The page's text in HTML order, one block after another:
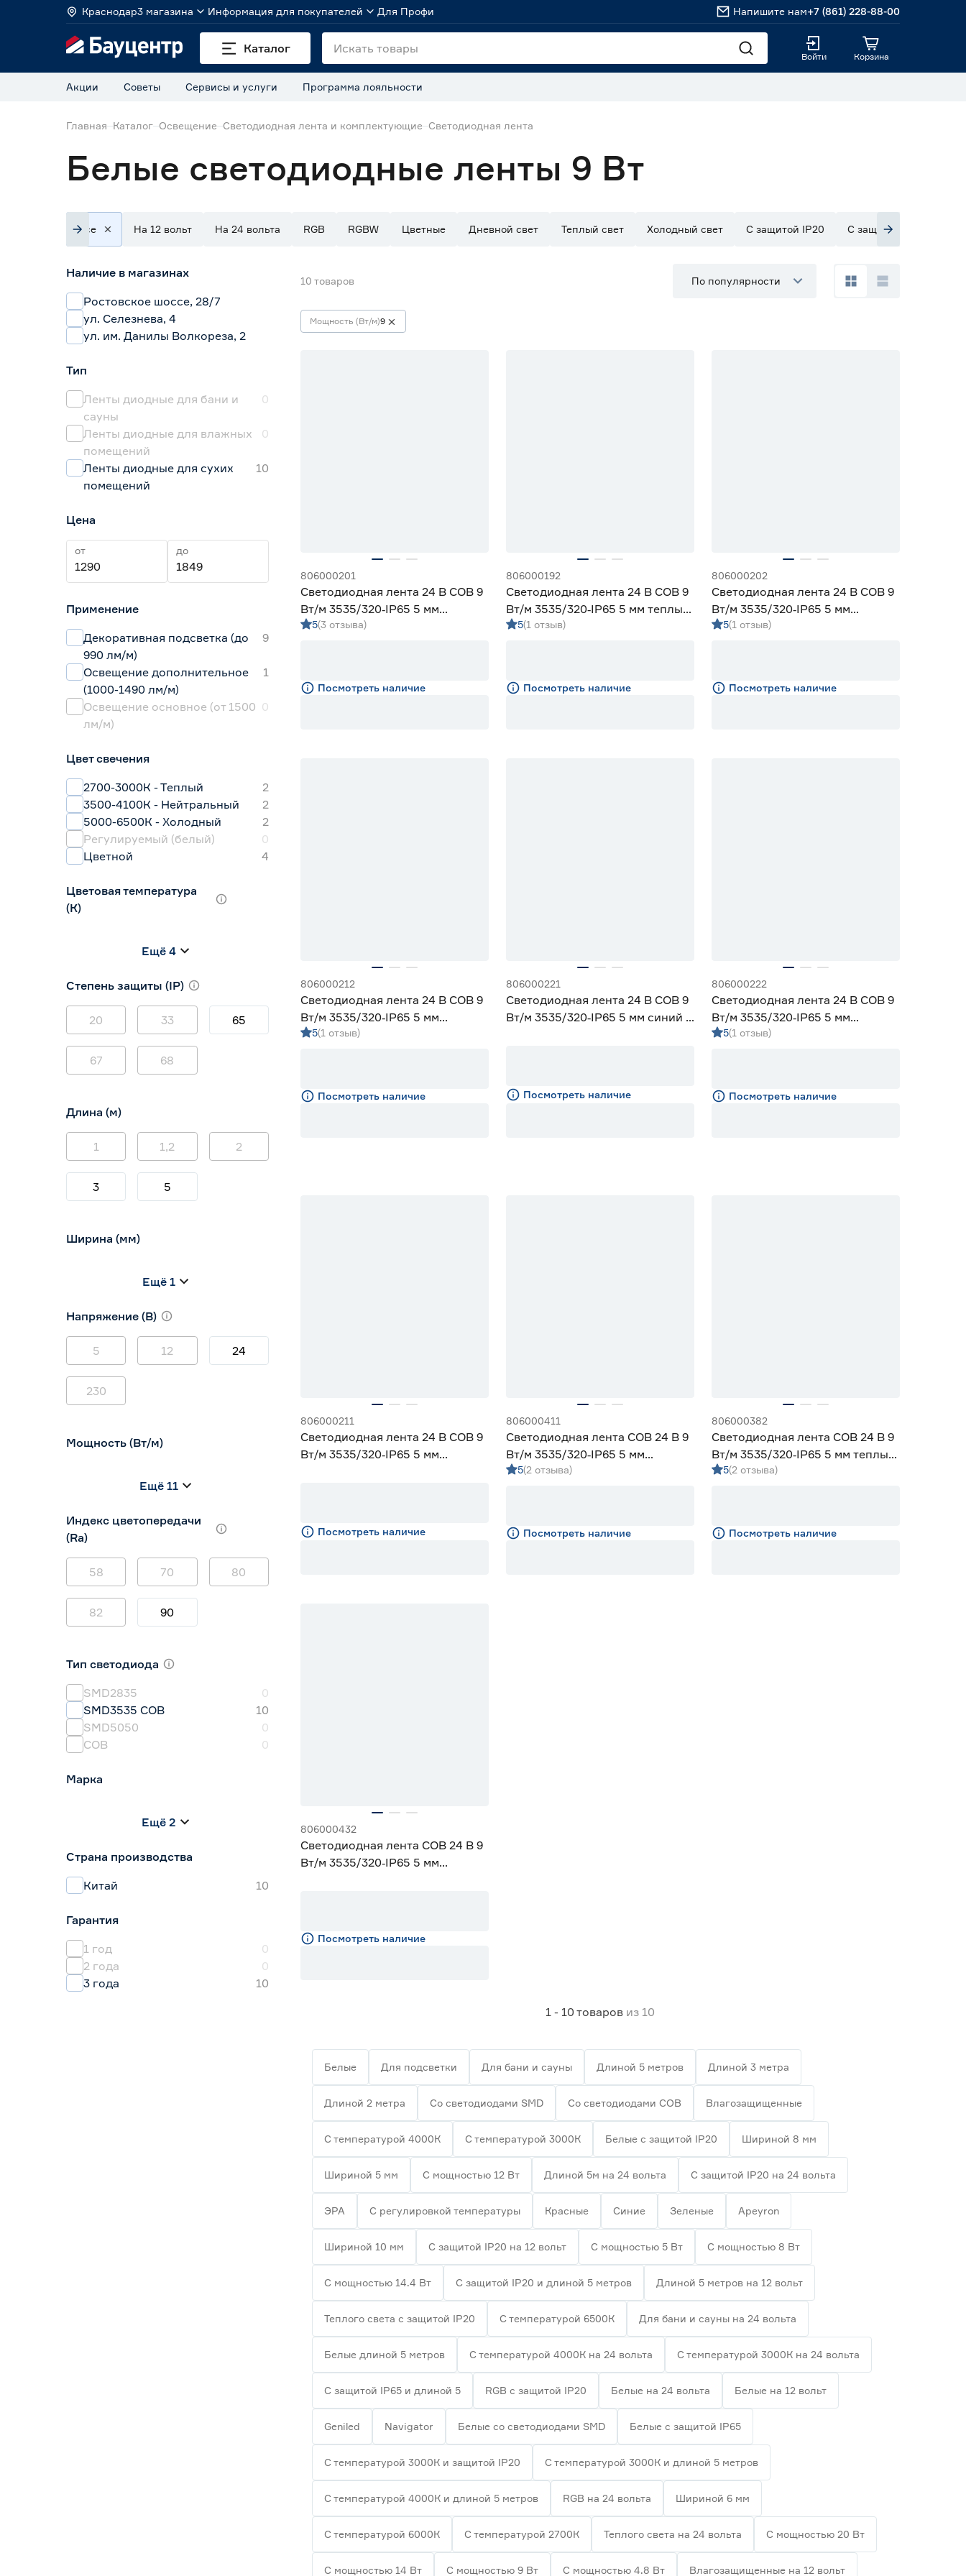
Краснодар3 магазина Информация для покупателей Для Профи Напишите нам+7 (861) 228-88-00
Каталог
Войти Корзина
Акции Советы Сервисы и услуги Программа лояльности
Главная Каталог Освещение Светодиодная лента и комплектующие Светодиодная лента
Белые светодиодные ленты 9 Вт
Все На 12 вольт На 24 вольта RGB RGBW Цветные Дневной свет Теплый свет Холодный свет С защитой IP20 С защитой IP33
Наличие в магазинах
Ростовское шоссе, 28/7
ул. Селезнева, 4
ул. им. Данилы Волкореза, 2
Тип
Ленты диодные для бани и
сауны
0
Ленты диодные для влажных
помещений
0
Ленты диодные для сухих
помещений
10
Цена
от до
Применение
Декоративная подсветка (до
990 лм/м)
9
Освещение дополнительное
(1000-1490 лм/м)
1
Освещение основное (от 1500
лм/м)
0
Цвет свечения
2700-3000К - Теплый
2
3500-4100К - Нейтральный
2
5000-6500К - Холодный
2
Регулируемый (белый)
0
Цветной
4
Цветовая температура
(К)
2700-3000 (теплый)
3800-4200 (дневной)
4000 (нейтральный)
0
Ещё 4
Степень защиты (IP)
20 33 65
67 68
Длина (м)
1 1,2 2
3 5
Ширина (мм)
10 12
Ещё 1
Напряжение (В)
5 12 24
230
Мощность (Вт/м)
5 7
Ещё 11
Индекс цветопередачи
(Ra)
58 70 80
82 90
Тип светодиода
SMD2835
0
SMD3535 СОВ
10
SMD5050
0
СОВ
0
Марка
Navigator
Ещё 2
Страна производства
Китай
10
Гарантия
1 год
0
2 года
0
3 года
10
10 товаров По популярности
Мощность (Вт/м)9
806000201
Светодиодная лента 24 В COB 9
Вт/м 3535/320‑IP65 5 мм
дневной 5 м Geniled
5(3 отзыва)
Посмотреть наличие
806000192
Светодиодная лента 24 В COB 9
Вт/м 3535/320‑IP65 5 мм теплый
5 м Geniled
5(1 отзыв)
Посмотреть наличие
806000202
Светодиодная лента 24 В COB 9
Вт/м 3535/320‑IP65 5 мм
холодный 5 м Geniled
5(1 отзыв)
Посмотреть наличие
806000212
Светодиодная лента 24 В COB 9
Вт/м 3535/320‑IP65 5 мм
зеленый 5 м Geniled
5(1 отзыв)
Посмотреть наличие
806000221
Светодиодная лента 24 В COB 9
Вт/м 3535/320‑IP65 5 мм синий 5
Посмотреть наличие
806000222
Светодиодная лента 24 В COB 9
Вт/м 3535/320‑IP65 5 мм
фиолетовый 5 м Geniled
5(1 отзыв)
Посмотреть наличие
806000211
Светодиодная лента 24 В COB 9
Вт/м 3535/320‑IP65 5 мм
Посмотреть наличие
806000411
Светодиодная лента COB 24 В 9
Вт/м 3535/320‑IP65 5 мм
дневной 3 м Geniled
5(2 отзыва)
Посмотреть наличие
806000382
Светодиодная лента COB 24 В 9
Вт/м 3535/320‑IP65 5 мм теплый
3 м Geniled
5(2 отзыва)
Посмотреть наличие
806000432
Светодиодная лента COB 24 В 9
Вт/м 3535/320‑IP65 5 мм
Посмотреть наличие
1 - 10 товаров из 10
Белые Для подсветки Для бани и сауны Длиной 5 метров Длиной 3 метра
Длиной 2 метра Со светодиодами SMD Со светодиодами СОВ Влагозащищенные
С температурой 4000К С температурой 3000К Белые с защитой IP20 Шириной 8 мм
Шириной 5 мм С мощностью 12 Вт Длиной 5м на 24 вольта С защитой IP20 на 24 вольта
ЭРА С регулировкой температуры Красные Синие Зеленые Apeyron
Шириной 10 мм С защитой IP20 на 12 вольт С мощностью 5 Вт С мощностью 8 Вт
С мощностью 14.4 Вт С защитой IP20 и длиной 5 метров Длиной 5 метров на 12 вольт
Теплого света с защитой IP20 С температурой 6500К Для бани и сауны на 24 вольта
Белые длиной 5 метров С температурой 4000К на 24 вольта С температурой 3000К на 24 вольта
С защитой IP65 и длиной 5 RGB с защитой IP20 Белые на 24 вольта Белые на 12 вольт
Geniled Navigator Белые со светодиодами SMD Белые с защитой IP65
С температурой 3000К и защитой IP20 С температурой 3000К и длиной 5 метров
С температурой 4000К и длиной 5 метров RGB на 24 вольта Шириной 6 мм
С температурой 6000К С температурой 2700К Теплого света на 24 вольта С мощностью 20 Вт
С мощностью 14 Вт С мощностью 9 Вт С мощностью 4.8 Вт Влагозащищенные на 12 вольт